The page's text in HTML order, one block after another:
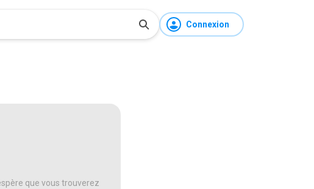
Connexion
que vous trouverez